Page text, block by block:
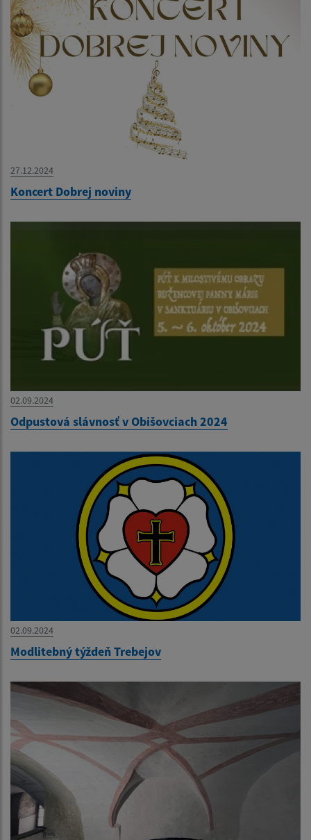
27.12.2024
Koncert Dobrej noviny
02.09.2024
Odpustová slávnosť v Obišovciach 2024
02.09.2024
Modlitebný týždeň Trebejov